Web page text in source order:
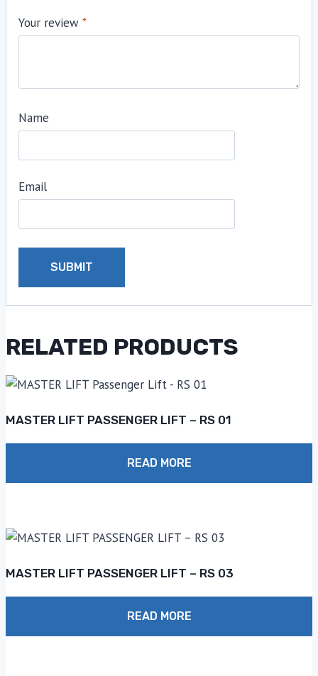
Your review *
Name
Email
RELATED PRODUCTS
MASTER LIFT PASSENGER LIFT – RS 01
READ MORE
MASTER LIFT PASSENGER LIFT – RS 03
READ MORE